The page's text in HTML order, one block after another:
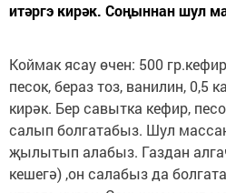
итәргэ кирәк. Соңыннан шул
Коймак ясау өчен: 500
песок, бераз тоз, ванилин, 0,5
кирәк. Бер савытка кефир,
салып болгатабыз. Шул
җылытып алабыз. Газдан
кешегә) ,он салабыз да